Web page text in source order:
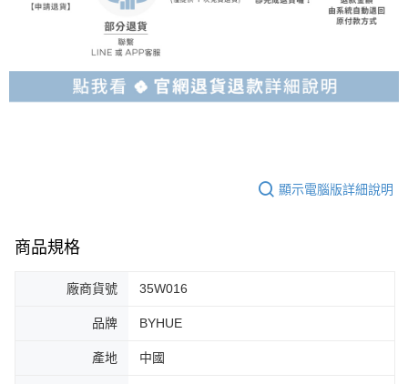
顯示電腦版詳細說明
商品規格
廠商貨號 35W016
品牌 BYHUE
產地 中國